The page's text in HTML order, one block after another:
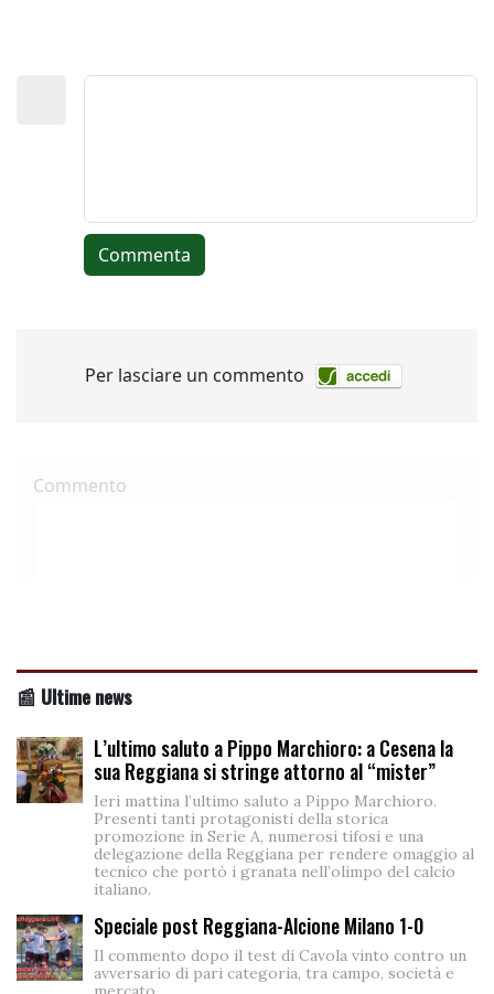
📰 Ultime news
L’ultimo saluto a Pippo Marchioro: a Cesena la
sua Reggiana si stringe attorno al “mister”
Ieri mattina l’ultimo saluto a Pippo Marchioro.
promozione in Serie A, numerosi tifosi e una
delegazione della Reggiana per rendere omaggio al
tecnico che portò i granata nell’olimpo del calcio
italiano.